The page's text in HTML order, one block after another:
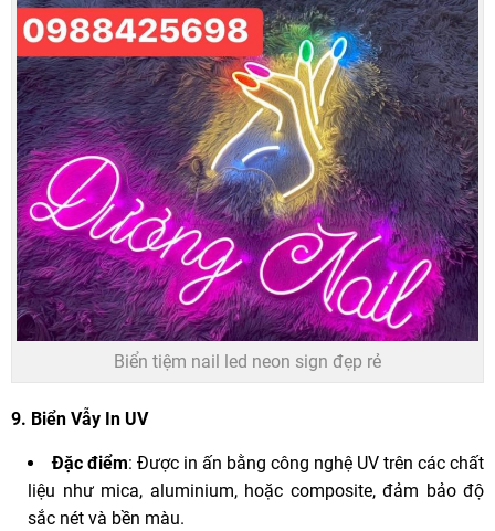
Biển tiệm nail led neon sign đẹp rẻ
9. Biển Vẫy In UV
Đặc điểm: Được in ấn bằng công nghệ UV trên các chất
liệu như mica, aluminium, hoặc composite, đảm bảo độ
sắc nét và bền màu.